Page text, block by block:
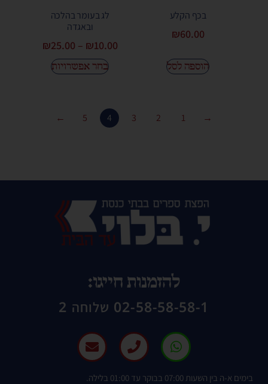
בכף הקלע
₪60.00
הוספה לסל
לג בעומר בהלכה
ובאגדה
₪10.00
–
₪25.00
בחר אפשרויות
→
1
2
3
4
5
←
להזמנות חייגו:
02-58-58-58-1 שלוחה 2
בימים א-ה בין השעות 07:00 בבוקר עד 01:00 בלילה.